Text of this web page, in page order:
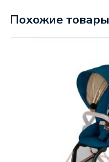
Похожие товары